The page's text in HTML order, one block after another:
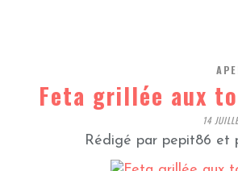
Feta grillée aux
14
Rédigé par pepit86 et